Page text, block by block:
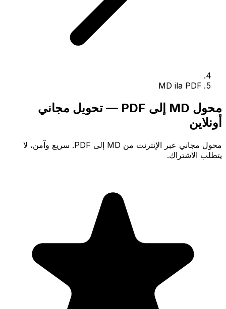
MD ila PDF
محول MD إلى PDF — تحويل مجاني
أونلاين
محول مجاني عبر الإنترنت من MD إلى PDF. سريع وآمن، لا
يتطلب الاشتراك.